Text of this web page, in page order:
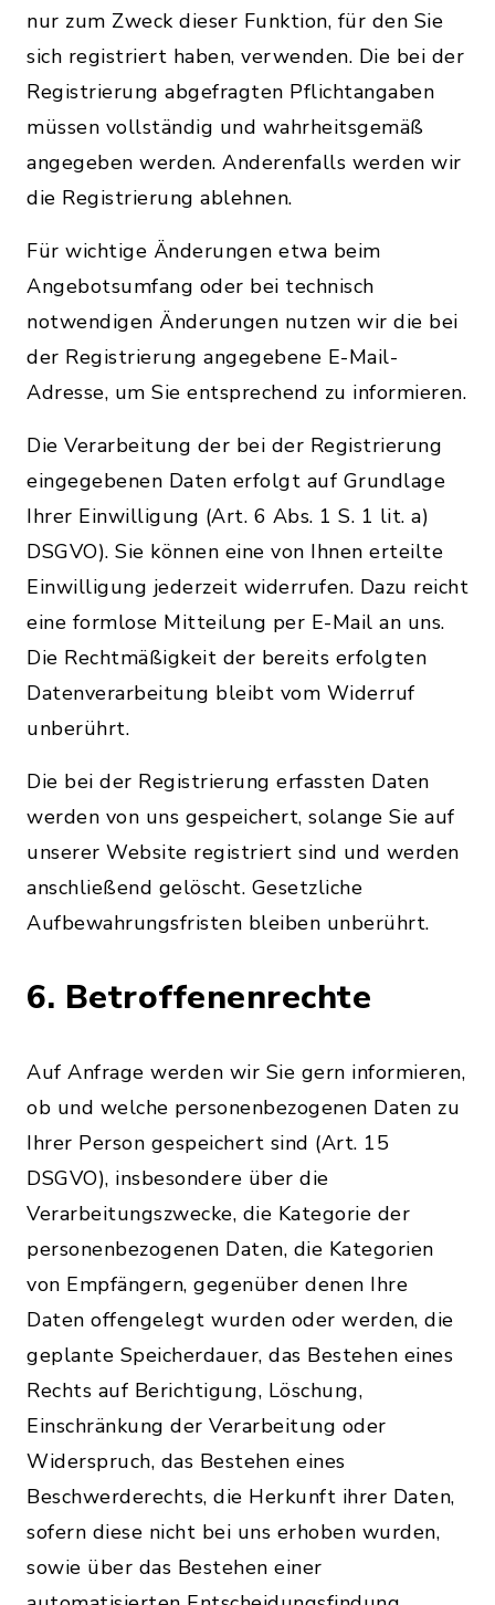
nur zum Zweck dieser Funktion, für den Sie
sich registriert haben, verwenden. Die bei der
Registrierung abgefragten Pflichtangaben
müssen vollständig und wahrheitsgemäß
angegeben werden. Anderenfalls werden wir
die Registrierung ablehnen.
Für wichtige Änderungen etwa beim
Angebotsumfang oder bei technisch
notwendigen Änderungen nutzen wir die bei
der Registrierung angegebene E-Mail-
Adresse, um Sie entsprechend zu informieren.
Die Verarbeitung der bei der Registrierung
eingegebenen Daten erfolgt auf Grundlage
Ihrer Einwilligung (Art. 6 Abs. 1 S. 1 lit. a)
DSGVO). Sie können eine von Ihnen erteilte
Einwilligung jederzeit widerrufen. Dazu reicht
eine formlose Mitteilung per E-Mail an uns.
Die Rechtmäßigkeit der bereits erfolgten
Datenverarbeitung bleibt vom Widerruf
unberührt.
Die bei der Registrierung erfassten Daten
werden von uns gespeichert, solange Sie auf
unserer Website registriert sind und werden
anschließend gelöscht. Gesetzliche
Aufbewahrungsfristen bleiben unberührt.
6. Betroffenenrechte
Auf Anfrage werden wir Sie gern informieren,
ob und welche personenbezogenen Daten zu
Ihrer Person gespeichert sind (Art. 15
DSGVO), insbesondere über die
Verarbeitungszwecke, die Kategorie der
personenbezogenen Daten, die Kategorien
von Empfängern, gegenüber denen Ihre
Daten offengelegt wurden oder werden, die
geplante Speicherdauer, das Bestehen eines
Rechts auf Berichtigung, Löschung,
Einschränkung der Verarbeitung oder
Widerspruch, das Bestehen eines
Beschwerderechts, die Herkunft ihrer Daten,
sofern diese nicht bei uns erhoben wurden,
sowie über das Bestehen einer